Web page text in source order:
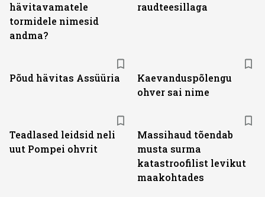
hävitavamatele
tormidele nimesid
andma?
raudteesillaga
Põud hävitas Assüüria
Kaevanduspõlengu
ohver sai nime
Teadlased leidsid neli
uut Pompei ohvrit
Massihaud tõendab
musta surma
katastroofilist levikut
maakohtades